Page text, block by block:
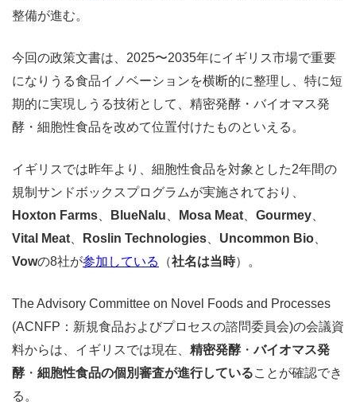
整備が進む。
今回の政策文書は、2025〜2035年にイギリス市場で重要
になりうる食品イノベーションを横断的に整理し、特に短
期的に実現しうる技術として、精密発酵・バイオマス発
酵・細胞性食品を改めて位置付けたものといえる。
イギリスでは昨年より、細胞性食品を対象とした2年間の
規制サンドボックスプログラムが実施されており、
Hoxton Farms
BlueNalu Mosa Meat Gourmey
Vital Meat
Roslin Technologies Uncommon Bio
Vowの8社が参加している （社名は当時）。
The Advisory Committee on Novel Foods and Processes
(ACNFP：新規食品およびプロセスの諮問委員会)の会議資
料からは、イギリスでは現在、 精密発酵・バイオマス発
酵・ 細胞性食品の個別審査が進行していることが確認でき
る。